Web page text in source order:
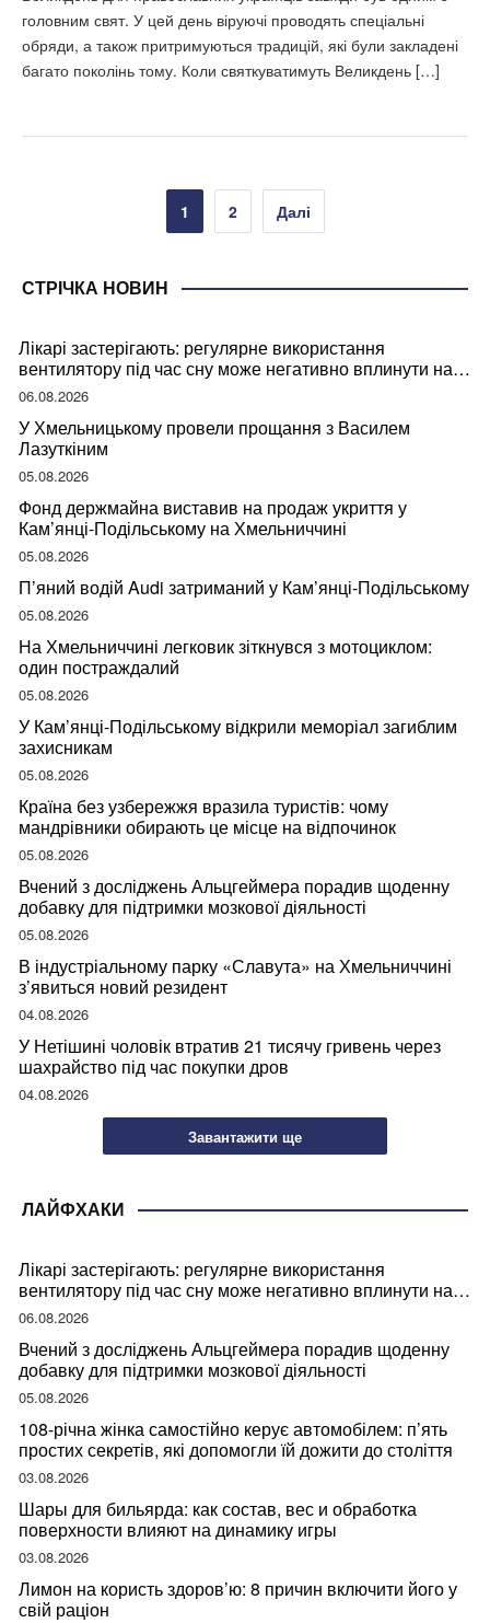
головним свят. У цей день віруючі проводять спеціальні
обряди, а також притримуються традицій, які були закладені
багато поколінь тому. Коли святкуватимуть Великдень […]
1 2 Далі
СТРІЧКА НОВИН
Лікарі застерігають: регулярне використання
вентилятору під час сну може негативно вплинути на
ваше здоров’я
06.08.2026
У Хмельницькому провели прощання з Василем
Лазуткіним
05.08.2026
Фонд держмайна виставив на продаж укриття у
Кам’янці-Подільському на Хмельниччині
05.08.2026
П’яний водій Audi затриманий у Кам’янці-Подільському
05.08.2026
На Хмельниччині легковик зіткнувся з мотоциклом:
один постраждалий
05.08.2026
У Кам’янці-Подільському відкрили меморіал загиблим
захисникам
05.08.2026
Країна без узбережжя вразила туристів: чому
мандрівники обирають це місце на відпочинок
05.08.2026
Вчений з досліджень Альцгеймера порадив щоденну
добавку для підтримки мозкової діяльності
05.08.2026
В індустріальному парку «Славута» на Хмельниччині
з’явиться новий резидент
04.08.2026
У Нетішині чоловік втратив 21 тисячу гривень через
шахрайство під час покупки дров
04.08.2026
Завантажити ще
ЛАЙФХАКИ
Лікарі застерігають: регулярне використання
вентилятору під час сну може негативно вплинути на
ваше здоров’я
06.08.2026
Вчений з досліджень Альцгеймера порадив щоденну
добавку для підтримки мозкової діяльності
05.08.2026
108-річна жінка самостійно керує автомобілем: п’ять
простих секретів, які допомогли їй дожити до століття
03.08.2026
Шары для бильярда: как состав, вес и обработка
поверхности влияют на динамику игры
03.08.2026
Лимон на користь здоров’ю: 8 причин включити його у
свій раціон